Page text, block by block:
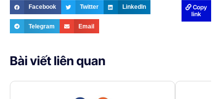
Facebook Twitter LinkedIn
Telegram Email
Copy
link
Bài viết liên quan